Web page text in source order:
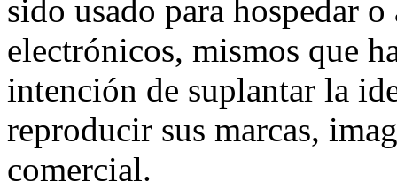
sido usado para hospedar
electrónicos, mismos que
intención de suplantar la
reproducir sus marcas,
comercial.